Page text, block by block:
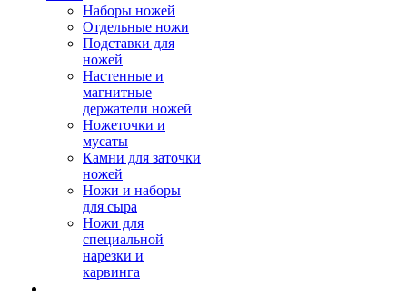
Наборы ножей
Отдельные ножи
Подставки для
ножей
Настенные и
магнитные
держатели ножей
Ножеточки и
мусаты
Камни для заточки
ножей
Ножи и наборы
для сыра
Ножи для
специальной
нарезки и
карвинга